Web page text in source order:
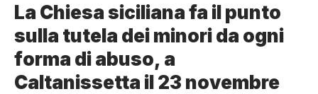
La Chiesa siciliana fa il punto
sulla tutela dei minori da ogni
forma di abuso, a
Caltanissetta il 23 novembre